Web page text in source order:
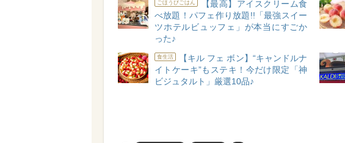
ごほうびごはん
【最高】アイスクリーム食
べ放題！パフェ作り放題!!「最強スイー
ツホテルビュッフェ」が本当にすごか
った♪
食生活
【キル フェ ボン】“キャンドルナ
イトケーキ”もステキ！今だけ限定「神
ビジュタルト」厳選10品♪